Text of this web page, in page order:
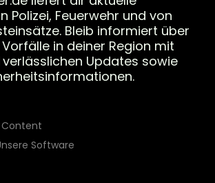
Polizei, Feuerwehr und von
Bleib informiert über
in deiner Region mit
Updates sowie
Content
Software